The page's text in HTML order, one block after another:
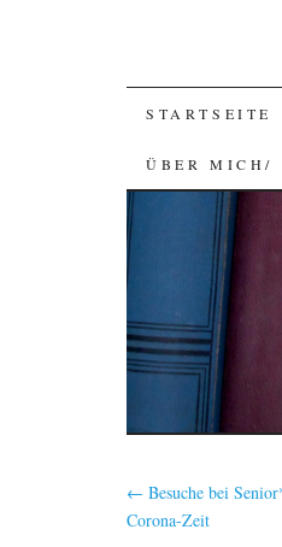
SKIP
TO
CONTENT
STARTSEITE
ÜBER MICH/
← Besuche bei
Corona-Zeit